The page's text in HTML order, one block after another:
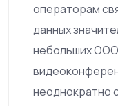
операторам
данных
небольших
неоднократно